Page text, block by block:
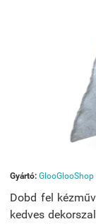
Gyártó: GlooGlooShop
Dobd fel
kedves